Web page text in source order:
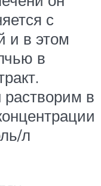
с
и в этом
в
в
л